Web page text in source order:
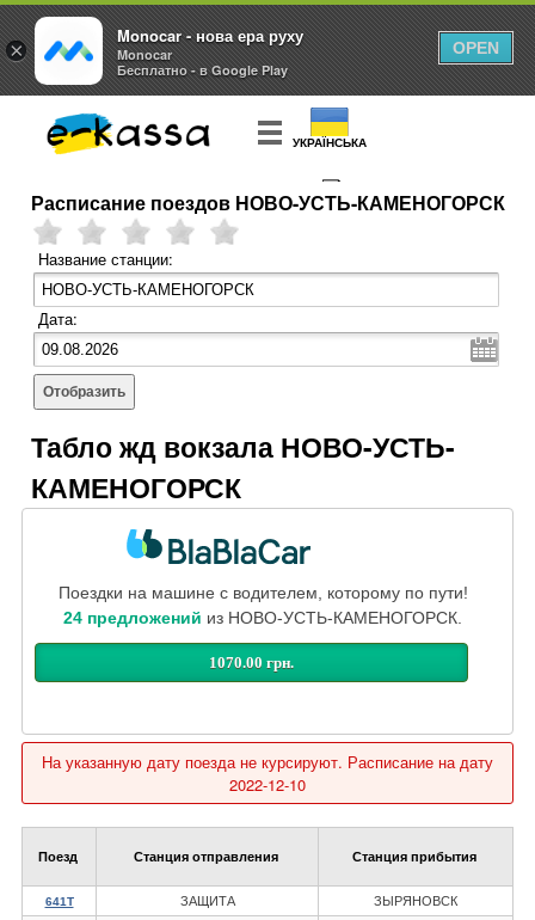
УКРАЇНСЬКА
КУПИТЬБИЛЕТ
Расписание поездов НОВО-УСТЬ-КАМЕНОГОРСК
Название станции:
Дата:
Отобразить
Табло жд вокзала НОВО-УСТЬ-
КАМЕНОГОРСК
Поездки на машине с водителем, которому по пути!
24 предложений из НОВО-УСТЬ-КАМЕНОГОРСК.
1070.00 грн.
На указанную дату поезда не курсируют. Расписание на дату
2022-12-10
Поезд Станция отправления Станция прибытия
641Т ЗАЩИТА ЗЫРЯНОВСК
×
Monocar - нова ера руху
Monocar
Бесплатно - в Google Play
OPEN